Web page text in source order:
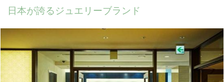
日本が誇るジュエリーブランド